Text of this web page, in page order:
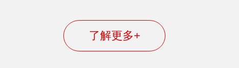
了解更多+